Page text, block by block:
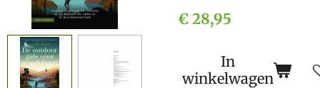
€ 28,95
In
winkelwagen